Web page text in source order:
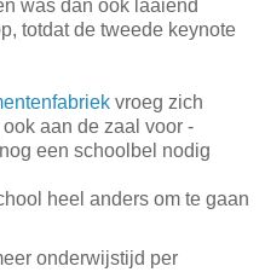
was dan ook laaiend
totdat de tweede keynote
vroeg zich
aan de zaal voor -
een schoolbel nodig
heel anders om te gaan
onderwijstijd per